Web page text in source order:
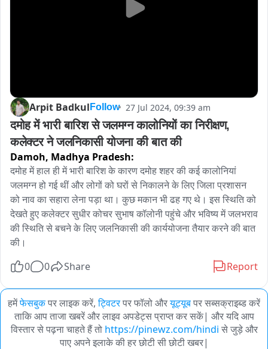
Arpit Badkul Follow 27 Jul 2024, 09:39 am
दमोह में भारी बारिश से जलमग्न कालोनियों का निरीक्षण,
कलेक्टर ने जलनिकासी योजना की बात की
Damoh, Madhya Pradesh:
दमोह में हाल ही में भारी बारिश के कारण दमोह शहर की कई कालोनियां
जलमग्न हो गई थीं और लोगों को घरों से निकालने के लिए जिला प्रशासन
को नाव का सहारा लेना पड़ा था। कुछ मकान भी ढह गए थे। इस स्थिति को
देखते हुए कलेक्टर सुधीर कोचर सुभाष कॉलोनी पहुंचे और भविष्य में जलभराव
की स्थिति से बचने के लिए जलनिकासी की कार्ययोजना तैयार करने की बात
की।
0
0 Share Report
हमेंफेसबुकपर लाइक करें, ट्विटरपर फॉलो औरयूट्यूबपर सब्सक्राइब्ड करें
ताकि आप ताजा खबरें और लाइव अपडेट्स प्राप्त कर सकें| और यदि आप
विस्तार से पढ़ना चाहते हैं तो https://pinewz.com/hindi से जुड़े और
पाए अपने इलाके की हर छोटी सी छोटी खबर|